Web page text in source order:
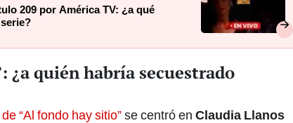
209 por América TV: ¿a qué
¿a quién habría secuestrado
“Al fondo hay sitio”se centró en Claudia Llanos